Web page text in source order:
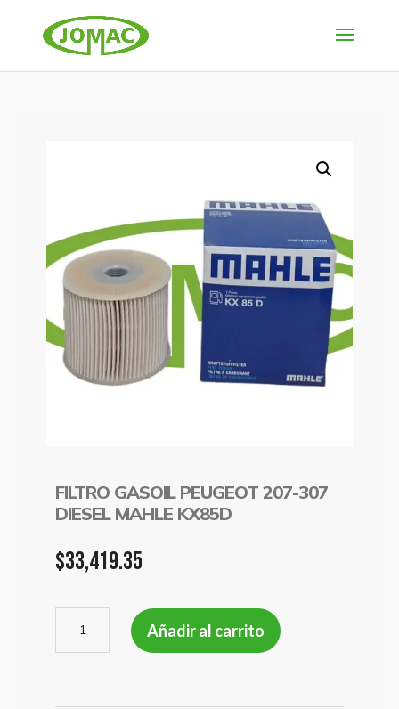
FILTRO GASOIL PEUGEOT 207-307
DIESEL MAHLE KX85D
$33,419.35
GASOIL
PEUGEOT
Añadir al carrito